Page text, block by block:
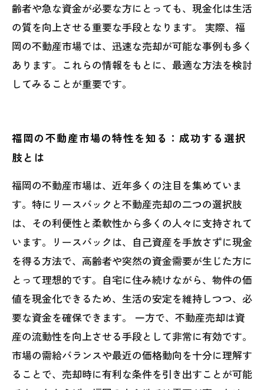
齢者や急な資金が必要な方にとっても、現金化は生活
の質を向上させる重要な手段となります。 実際、福
岡の不動産市場では、迅速な売却が可能な事例も多く
あります。これらの情報をもとに、最適な方法を検討
してみることが重要です。
福岡の不動産市場の特性を知る：成功する選択
肢とは
福岡の不動産市場は、近年多くの注目を集めていま
す。特にリースバックと不動産売却の二つの選択肢
は、その利便性と柔軟性から多くの人々に支持されて
います。リースバックは、自己資産を手放さずに現金
を得る方法で、高齢者や突然の資金需要が生じた方に
とって理想的です。自宅に住み続けながら、物件の価
値を現金化できるため、生活の安定を維持しつつ、必
要な資金を確保できます。 一方で、不動産売却は資
産の流動性を向上させる手段として非常に有効です。
市場の需給バランスや最近の価格動向を十分に理解す
ることで、売却時に有利な条件を引き出すことが可能